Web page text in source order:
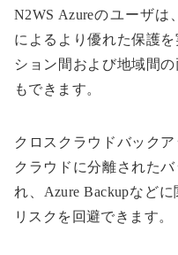
N2WS Azureのユーザ
によるより優れた保護
ション間および地域間
もできます。
クロスクラウドバック
クラウドに分離された
れ、Azure Backupなど
リスクを回避できます。